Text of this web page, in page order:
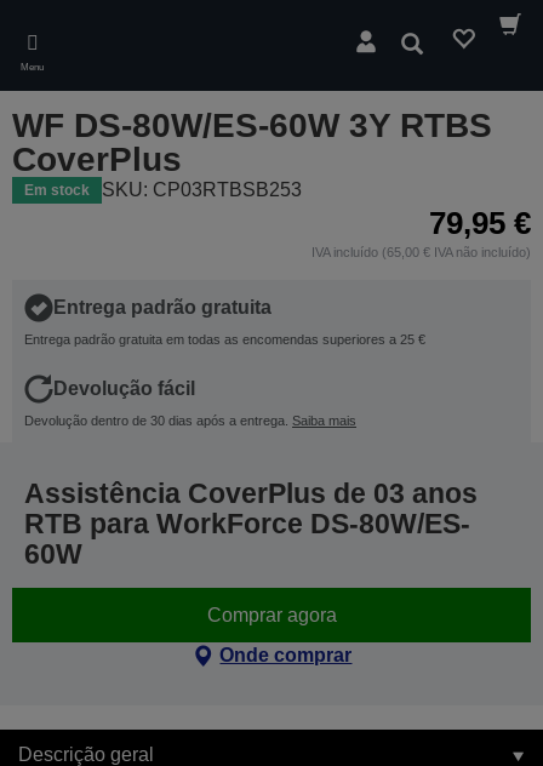
main
content
Menu
Pesquisar
WF DS-80W/ES-60W 3Y RTBS
CoverPlus
Em stock SKU: CP03RTBSB253
79,95 €
IVA incluído (65,00 € IVA não incluído)
Entrega padrão gratuita
Entrega padrão gratuita em todas as encomendas superiores a 25 €
Devolução fácil
Devolução dentro de 30 dias após a entrega. Saiba mais
Assistência CoverPlus de 03 anos
RTB para WorkForce DS-80W/ES-
60W
Comprar agora
Onde comprar
Descrição geral